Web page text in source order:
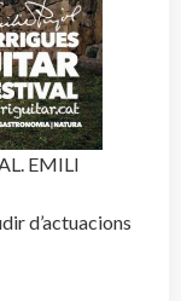
EMILI
d’actuacions